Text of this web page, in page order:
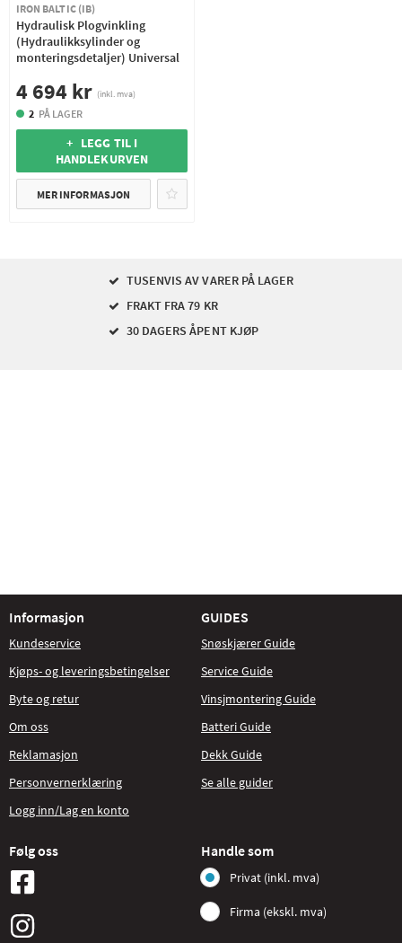
IRON BALTIC (IB)
Hydraulisk Plogvinkling
(Hydraulikksylinder og
monteringsdetaljer) Universal
4 694 kr (inkl. mva)
2 PÅ LAGER
+ LEGG TIL I
HANDLEKURVEN
MER INFORMASJON
TUSENVIS AV VARER PÅ LAGER
FRAKT FRA 79 KR
30 DAGERS ÅPENT KJØP
Informasjon
Kundeservice
Kjøps- og leveringsbetingelser
Byte og retur
Om oss
Reklamasjon
Personvernerklæring
Logg inn/Lag en konto
GUIDES
Snøskjærer Guide
Service Guide
Vinsjmontering Guide
Batteri Guide
Dekk Guide
Se alle guider
Følg oss Handle som
Privat (inkl. mva)
Firma (ekskl. mva)